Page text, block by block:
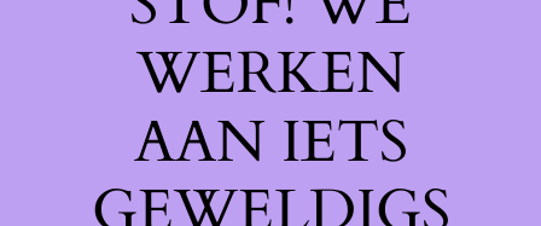
WERKEN
AAN IETS